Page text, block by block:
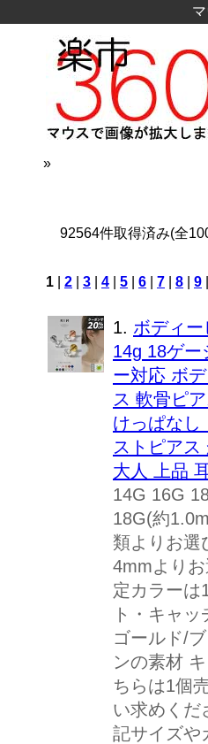
»
92564件取得済み(全
1 2 3 4 5 6 7 8 9
1. ボディ
14g 18ゲ
ー対応 ボ
ス 軟骨ピ
けっぱなし
ストピア
大人 上品
14G 16G
18G(約
類よりお選
4mmより
定カラーは
ト・キャ
ゴールド/
ンの素材
ちらは1個
い求めく
記サイズや